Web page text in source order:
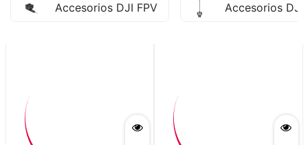
Accesorios DJI FPV Accesorios DJI